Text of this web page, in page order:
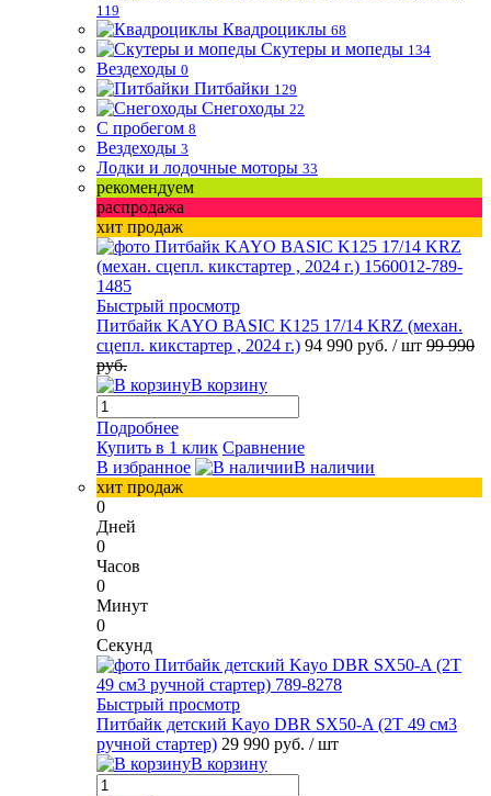
119
Квадроциклы 68
Скутеры и мопеды 134
Вездеходы 0
Питбайки 129
Снегоходы 22
С пробегом 8
Вездеходы 3
Лодки и лодочные моторы 33
рекомендуем
распродажа
хит продаж
Быстрый просмотр
Питбайк KAYO BASIC K125 17/14 KRZ (механ.
сцепл. кикстартер , 2024 г.) 94 990 руб. / шт 99 990
руб.
В корзину
Подробнее
Купить в 1 клик Сравнение
В избранное
В наличии
хит продаж
0
Дней
0
Часов
0
Минут
0
Секунд
Быстрый просмотр
Питбайк детский Kayo DBR SX50-A (2T 49 см3
ручной стартер) 29 990 руб. / шт
В корзину